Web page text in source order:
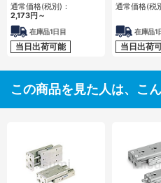
通常価格(税別)：
2,173円～
在庫品1日目
当日出荷可能
通常価格(税
在庫品1
当日出荷
この商品を見た人は、こ